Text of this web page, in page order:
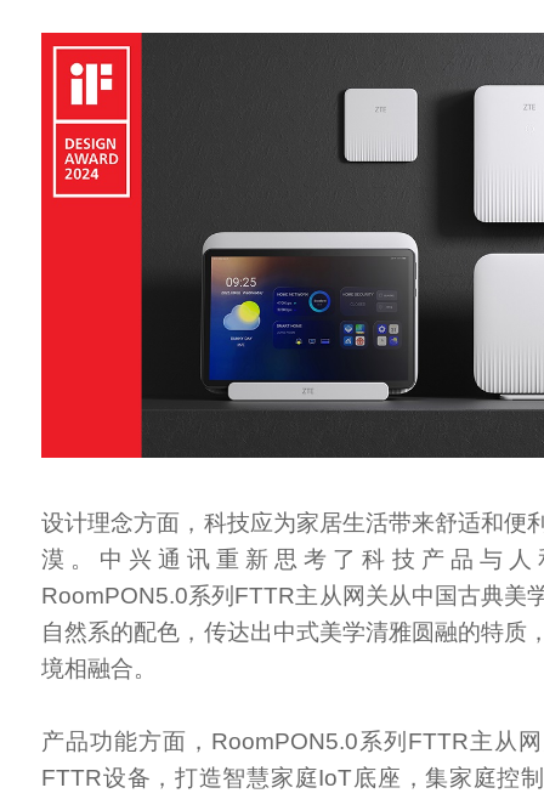
设计理念方面，科技应为家居生活带来舒适和便
漠。中兴通讯重新思考了科技产品与人
RoomPON5.0系列FTTR主从网关从中国古典美
自然系的配色，传达出中式美学清雅圆融的特质
境相融合。
产品功能方面，RoomPON5.0系列FTTR主从
FTTR设备，打造智慧家庭IoT底座，集家庭控